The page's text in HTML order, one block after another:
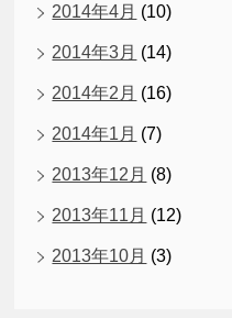
2014年4月 (10)
2014年3月 (14)
2014年2月 (16)
2014年1月 (7)
2013年12月 (8)
2013年11月 (12)
2013年10月 (3)